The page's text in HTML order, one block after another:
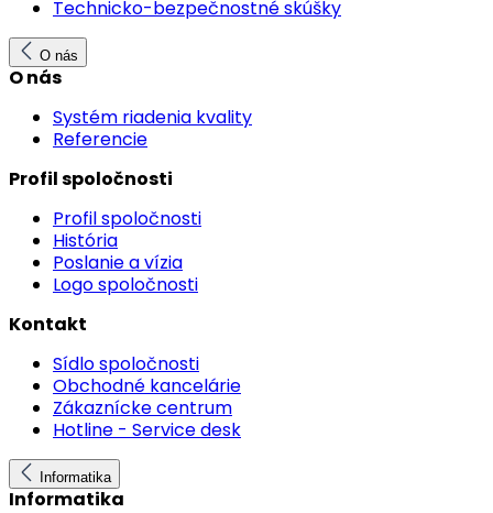
Technicko-bezpečnostné skúšky
O nás
O nás
Systém riadenia kvality
Referencie
Profil spoločnosti
Profil spoločnosti
História
Poslanie a vízia
Logo spoločnosti
Kontakt
Sídlo spoločnosti
Obchodné kancelárie
Zákaznícke centrum
Hotline - Service desk
Informatika
Informatika